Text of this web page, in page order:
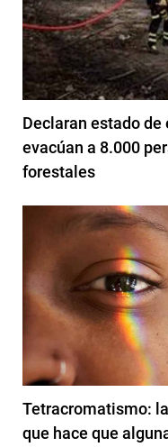
Declaran estado
evacúan a 8.000
forestales
Tetracromatismo:
que hace que